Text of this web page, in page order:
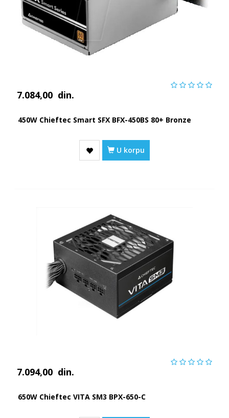
7.084,00 din.
450W Chieftec Smart SFX BFX-450BS 80+ Bronze
U korpu
7.094,00 din.
650W Chieftec VITA SM3 BPX-650-C